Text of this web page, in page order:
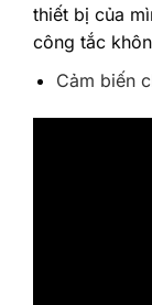
thiết bị của
công tắc
Cảm biến